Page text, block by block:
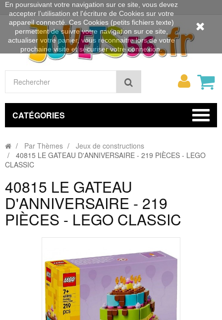
Rechercher
Mon
CATÉGORIES
Par Thèmes
Jeux de constructions
40815 LE GATEAU D'ANNIVERSAIRE - 219 PIÈCES - LEGO
CLASSIC
40815 LE GATEAU
D'ANNIVERSAIRE - 219
PIÈCES - LEGO CLASSIC
En poursuivant votre navigation sur ce site, vous devez
accepter l’utilisation et l'écriture de Cookies sur votre
appareil connecté. Ces Cookies (petits fichiers texte)
permettent de suivre votre navigation sur ce site,
actualiser votre panier, vous reconnaitre lors de votre
prochaine visite et sécuriser votre connexion.